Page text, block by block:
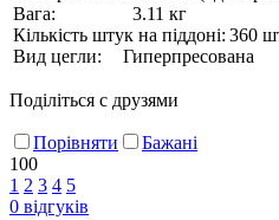
Вага:
3.11 кг
Кількість штук на піддоні: 360
Вид цегли:
Гиперпресована
Поділіться с друзями
Порівняти
Бажані
100
1 2 3 4 5
0 відгуків